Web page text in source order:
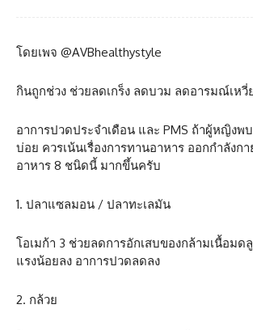
โดยเพจ @AVBhealthystyle
กินถูกช่วง ช่วยลดเกร็ง ลดบวม ลดอารมณ์เหวี่
อาการปวดประจำเดือน และ PMS ถ้าผู้หญิงพ
บ่อย ควรเน้นเรื่องการทานอาหาร ออกกำลังก
อาหาร 8 ชนิดนี้ มากขึ้นครับ
1. ปลาแซลมอน / ปลาทะเลมัน
โอเมก้า 3 ช่วยลดการอักเสบของกล้ามเนื้อมด
แรงน้อยลง อาการปวดลดลง
2. กล้วย